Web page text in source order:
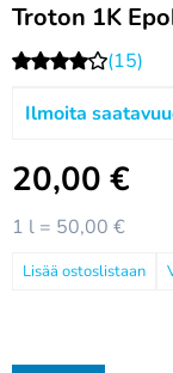
Troton 1K
(15)
Ilmoita
20,00 €
1 l = 50,00 €